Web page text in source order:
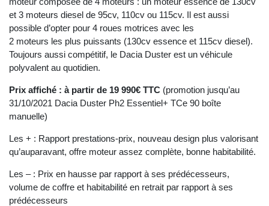
et 3 moteurs diesel de 95cv, 110cv ou 115cv. Il est aussi
possible d’opter pour 4 roues motrices avec les
2 moteurs les plus puissants (130cv essence et 115cv diesel).
Toujours aussi compétitif, le Dacia Duster est un véhicule
polyvalent au quotidien.
Prix affiché : à partir de 19 990€ TTC (promotion jusqu’au
31/10/2021 Dacia Duster Ph2 Essentiel+ TCe 90 boîte
manuelle)
Les + : Rapport prestations-prix, nouveau design plus valorisant
qu’auparavant, offre moteur assez complète, bonne habitabilité.
Les – : Prix en hausse par rapport à ses prédécesseurs,
volume de coffre et habitabilité en retrait par rapport à ses
prédécesseurs